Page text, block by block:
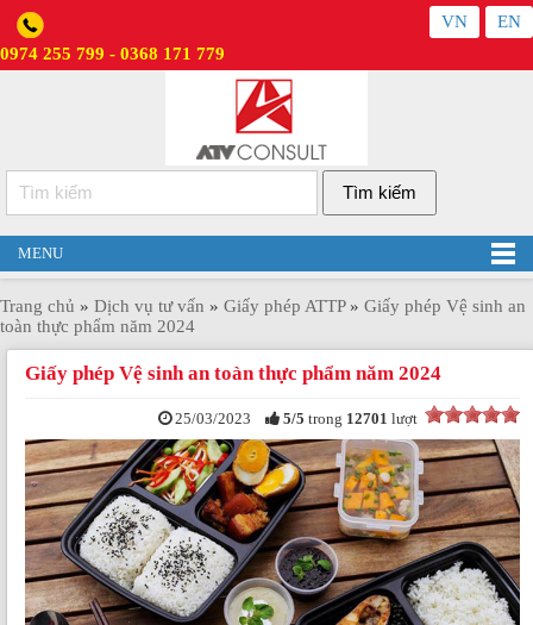
0974 255 799 - 0368 171 779
VN EN
MENU
Trang chủ » Dịch vụ tư vấn » Giấy phép ATTP» Giấy phép Vệ sinh an
toàn thực phẩm năm 2024
Giấy phép Vệ sinh an toàn thực phẩm năm 2024
25/03/2023 5/5 trong 12701 lượt